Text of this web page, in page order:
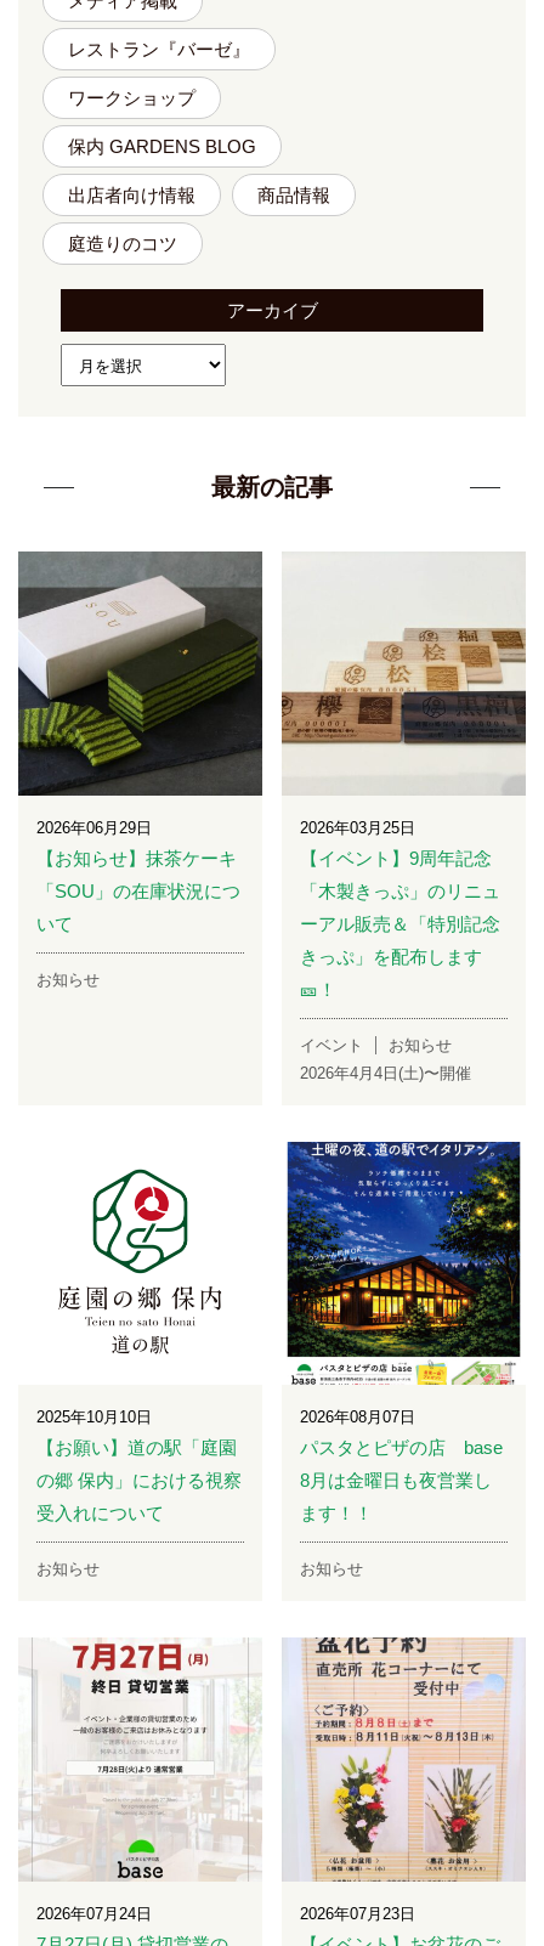
レストラン『バーゼ』
ワークショップ
保内 GARDENS BLOG
出店者向け情報 商品情報
庭造りのコツ
アーカイブ
最新の記事
2026年06月29日
【お知らせ】抹茶ケーキ
「SOU」の在庫状況につ
いて
お知らせ
2026年03月25日
【イベント】9周年記念
「木製きっぷ」のリニュ
ーアル販売＆「特別記念
きっぷ」を配布します
🎫！
イベント
お知らせ
2026年4月4日(土)〜開催
2025年10月10日
【お願い】道の駅「庭園
の郷 保内」における視察
受入れについて
お知らせ
2026年08月07日
パスタとピザの店 base
8月は金曜日も夜営業し
ます！！
お知らせ
2026年07月24日 2026年07月23日